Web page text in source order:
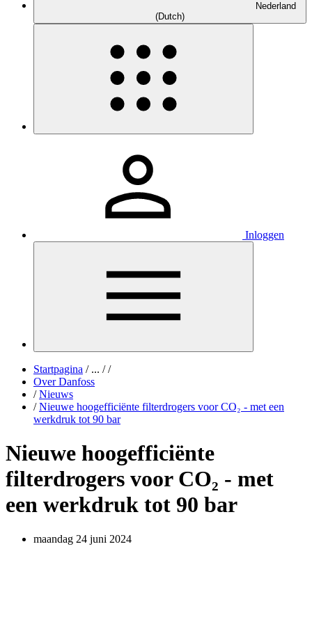
Nederland
(Dutch)
Inloggen
Startpagina /... / /
Over Danfoss
/ Nieuws
/ Nieuwe hoogefficiënte filterdrogers voor CO₂ - met een
werkdruk tot 90 bar
Nieuwe hoogefficiënte
filterdrogers voor CO₂ - met
een werkdruk tot 90 bar
maandag 24 juni 2024